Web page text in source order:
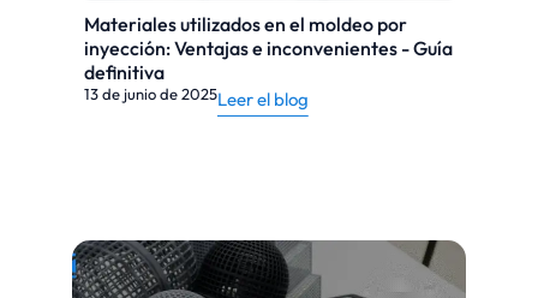
Materiales utilizados en el moldeo por
inyección: Ventajas e inconvenientes - Guía
definitiva
13 de junio de 2025Leer el blog